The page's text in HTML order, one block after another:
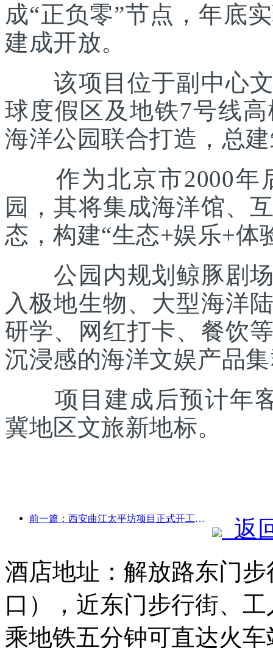
成“正负零”节点，年底
建成开放。
该项目位于副中心文
球度假区及地铁7号线
海洋公园联合打造，总
作为北京市2000年
园，其将集成海洋馆、
态，构建“生态+娱乐+体
公园内规划鲸豚剧场
入极地生物、大型海洋
研学、网红打卡、餐饮
沉浸感的海洋文娱产品
项目建成后预计年客
冀地区文旅新地标。
前一篇：西安曲江太平坊项目正式开工，总建面13.7万方
返
酒店地址：解放路东门
口），近东门步行街、
乘地铁五分钟可直达火